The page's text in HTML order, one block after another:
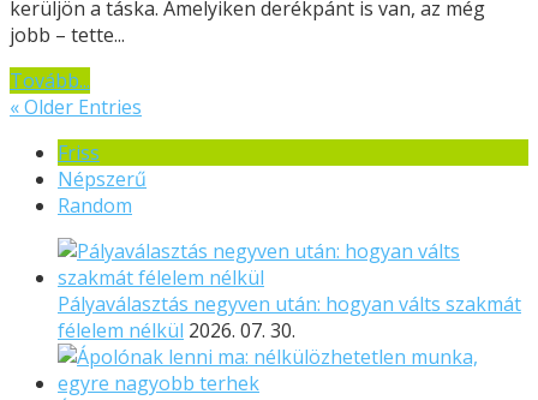
kerüljön a táska. Amelyiken derékpánt is van, az még
jobb – tette...
Tovább...
« Older Entries
Friss
Népszerű
Random
Pályaválasztás negyven után: hogyan válts szakmát
félelem nélkül 2026. 07. 30.